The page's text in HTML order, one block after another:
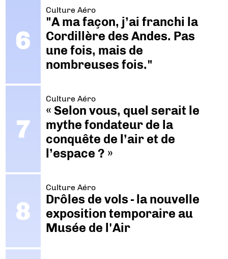
Culture Aéro
"A ma façon, j’ai franchi la
Cordillère des Andes. Pas
une fois, mais de
nombreuses fois."
Culture Aéro
« Selon vous, quel serait le
mythe fondateur de la
conquête de l’air et de
l’espace ? »
Culture Aéro
Drôles de vols - la nouvelle
exposition temporaire au
Musée de l'Air